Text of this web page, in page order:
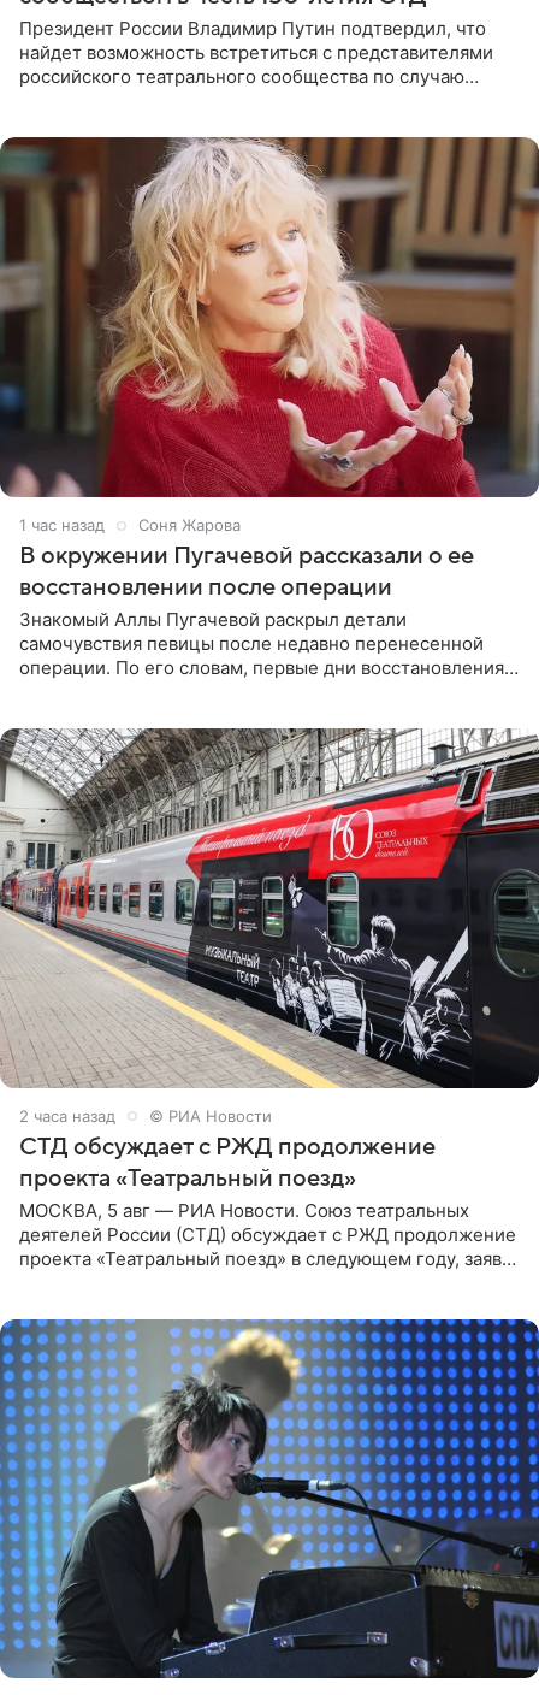
Президент России Владимир Путин подтвердил, что
найдет возможность встретиться с представителями
российского театрального сообщества по случаю
1 час назад Соня Жарова
В окружении Пугачевой рассказали о ее
восстановлении после операции
Знакомый Аллы Пугачевой раскрыл детали
самочувствия певицы после недавно перенесенной
операции. По его словам, первые дни восстановления
2 часа назад © РИА Новости
СТД обсуждает с РЖД продолжение
проекта «Театральный поезд»
МОСКВА, 5 авг — РИА Новости. Союз театральных
деятелей России (СТД) обсуждает с РЖД продолжение
проекта «Театральный поезд» в следующем году, заявил